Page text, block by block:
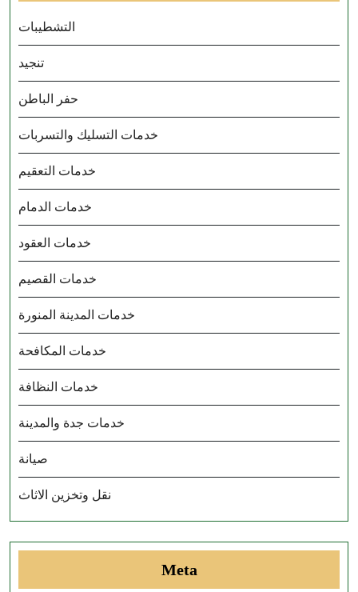
التشطيبات
تنجيد
حفر الباطن
خدمات التسليك والتسربات
خدمات التعقيم
خدمات الدمام
خدمات العقود
خدمات القصيم
خدمات المدينة المنورة
خدمات المكافحة
خدمات النظافة
خدمات جدة والمدينة
صيانة
نقل وتخزين الاثاث
Meta